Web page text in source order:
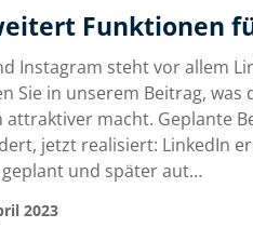
Funktionen
Instagram steht vor allem
Sie in unserem Beitrag,
macht. Geplante
jetzt realisiert: LinkedIn
und später aut…
2023